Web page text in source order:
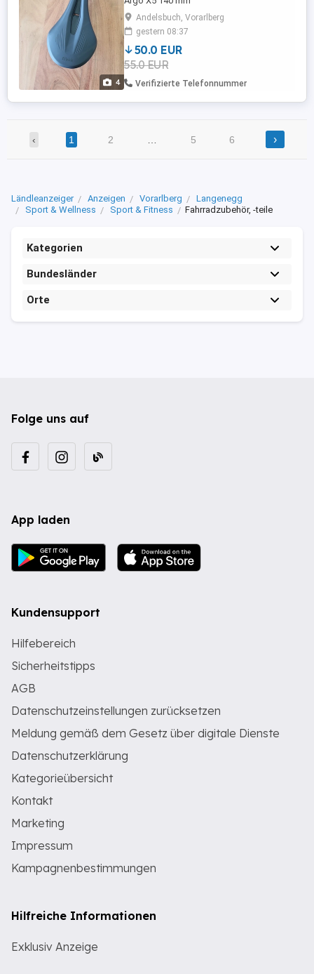
4
Andelsbuch, Vorarlberg
gestern 08:37
50.0 EUR
55.0 EUR
Verifizierte Telefonnummer
‹ 1 2 5 6 ›
Ländleanzeiger Anzeigen Vorarlberg
Langenegg
Sport & Wellness
Sport & Fitness Fahrradzubehör, -teile
Kategorien
Bundesländer
Orte
Folge uns auf
App laden
Kundensupport
Hilfebereich
Sicherheitstipps
AGB
Datenschutzeinstellungen zurücksetzen
Meldung gemäß dem Gesetz über digitale Dienste
Datenschutzerklärung
Kategorieübersicht
Kontakt
Marketing
Impressum
Kampagnenbestimmungen
Hilfreiche Informationen
Exklusiv Anzeige